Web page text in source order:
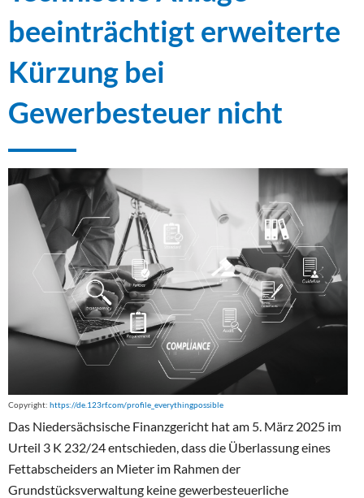
beeinträchtigt erweiterte
Kürzung bei
Gewerbesteuer nicht
Copyright: https://de.123rf.com/profile_everythingpossible
Das Niedersächsische Finanzgericht hat am 5. März 2025 im
Urteil 3 K 232/24 entschieden, dass die Überlassung eines
Fettabscheiders an Mieter im Rahmen der
Grundstücksverwaltung keine gewerbesteuerliche